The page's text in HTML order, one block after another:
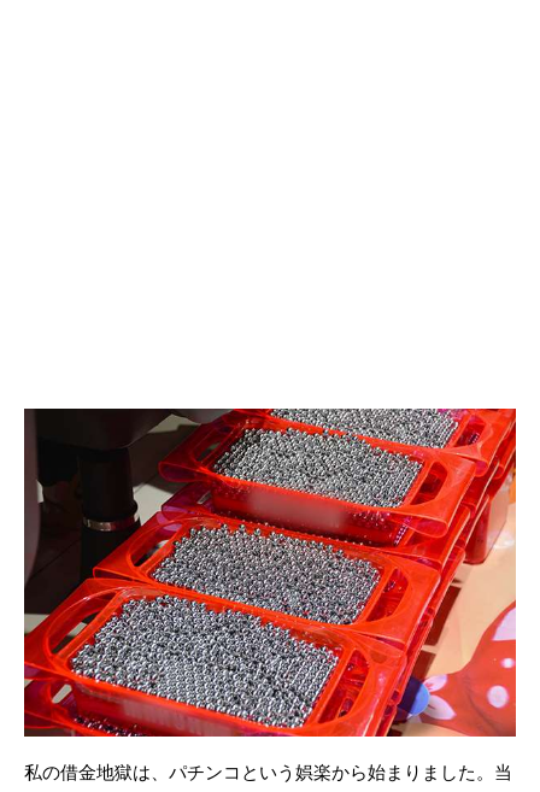
私の借金地獄は、パチンコという娯楽から始まりました。当